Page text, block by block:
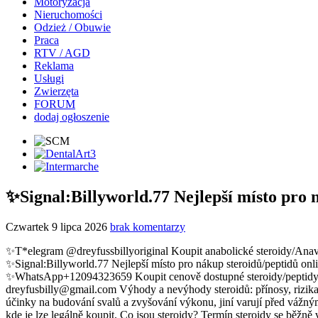
Nieruchomości
Odzież / Obuwie
Praca
RTV / AGD
Reklama
Usługi
Zwierzęta
FORUM
dodaj ogłoszenie
✨Signal:Billyworld.77 Nejlepší místo pro
Czwartek 9 lipca 2026 brak komentarzy
✨T*elegram @dreyfussbillyoriginal Koupit anabolické steroidy/Anavar a peptidy online Česká republika ✨WhatsApp+12094323659 Koupit steroidy/Test E/Peptidy na prodej online Česká republika ✨Signal:Billyworld.77 Nejlepší místo pro nákup steroidů/peptidů online Česká republika ✨T*elegram @dreyfussbillyoriginal Kde bezpečně koupit steroidní vybavení/peptidy online Česká republika ✨WhatsApp+12094323659 Koupit cenově dostupné steroidy/peptidy online Česká republika https://t.me/farmamedhome WhatsApp+12094323659$/Telegram:dreyfussbillyoriginal Signal +16157848261 dreyfusbilly@gmail.com Výhody a nevýhody steroidů: přínosy, rizika a legální možnosti nákupu Steroidy jsou široce diskutovány v kruzích fitness, kulturistiky a medicíny. Zatímco někteří lidé chválí jejich účinky na budování svalů a zvyšování výkonu, jiní varují před vážnými zdravotními riziky a právními důsledky. Před zvážením jejich použití je nezbytné porozumět výhodám a nevýhodám steroidů a také tomu, kde je lze legálně koupit. Co jsou steroidy? Termín steroidy se běžně vztahuje na anabolicko-androgenní steroidy (AAS), což jsou syntetické verze hormonu testosteronu. V lékařství se steroidy předepisují k léčbě stavů, jako je opožděná puberta, onemocnění způsobující úbytek svalové hmoty, hormonální nerovnováha a určité typy anémie. Mimo lékařské použití se často zneužívají ke zvýšení růstu svalů a sportovního výkonu. Výhody steroidů Při užívání pod lékařským dohledem mohou steroidy přinést několik výhod: 1. Zvýšení svalové hmoty a síly Steroidy zvyšují syntézu bílkovin, což umožňuje svalům rychlejší regeneraci a růst. Proto se někdy předepisují pacientům trpícím ztrátou svalové hmoty v důsledku nemoci. 2. Zkrácení doby zotavení Steroidy snižují odbourávání svalů a zánět, což pomáhá tělu rychleji se zotavit ze zranění nebo operací, pokud je to lékařsky indikováno. 3. Zvýšení hustoty kostí Některé steroidy mohou zvýšit hustotu kostních minerálů, čímž snižují riziko zlomenin u pacientů se specifickými zdravotními stavy. 4. Terapeutické lékařské použití Lékaři předepisují steroidy k léčbě: Hormonálních poruch Opožděné puberty Chronických onemocnění způsobujících úbytek hmotnosti Některých autoimunitních a zánětlivých onemocnění V těchto případech výhody často převažují nad riziky díky kontrolovanému dávkování a sledování. Nevýhody steroidů Užívání steroidů bez lékařského nebo nekontrolovaného užití s ​​sebou nese významná zdravotní rizika, zejména při zneužívání nebo dlouhodobém užívání. 1. Hormonální nerovnováha Steroidy mohou narušit přirozenou produkci hormonů, což vede k: Snížení přirozeného testosteronu Zmenšení varlat Neplodnosti Růstu prsní tkáně u mužů (gynekomastie) 2. Kardiovaskulárním problémům Zneužívání steroidů zvyšuje riziko: Vysokého krevního tlaku Infarktů Mrtvice Abnormálních hladin cholesterolu 3. Poškození jater a ledvin Perorální steroidy jsou zejména spojovány s jaterní toxicitou a dlouhodobým poškozením orgánů. 4. Účinky na duševní zdraví Psychologické vedlejší účinky mohou zahrnovat: Agresi a podrážděnost („steroidní vztek“) Úzkost a deprese Výkyvy nálad Závislost a abstinenční příznaky 5. Právní a etické otázky V mnoha zemích jsou anabolické steroidy kontrolovanými látkami. Vlastnictví nebo distribuce bez lékařského předpisu může vést k pokutám, zákazu sportovní činnosti nebo trestnímu stíhání. Kde legálně koupit